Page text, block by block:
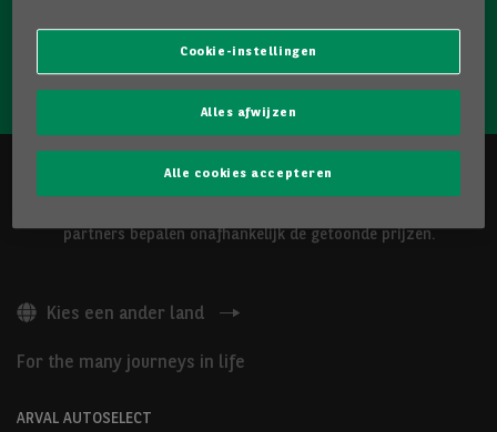
NEEM CONTACT OP MET ONS!
partners bepalen onafhankelijk de getoonde prijzen.
Kies een ander land
For the many journeys in life
ARVAL AUTOSELECT
Cookie-instellingen
Alles afwijzen
Alle cookies accepteren